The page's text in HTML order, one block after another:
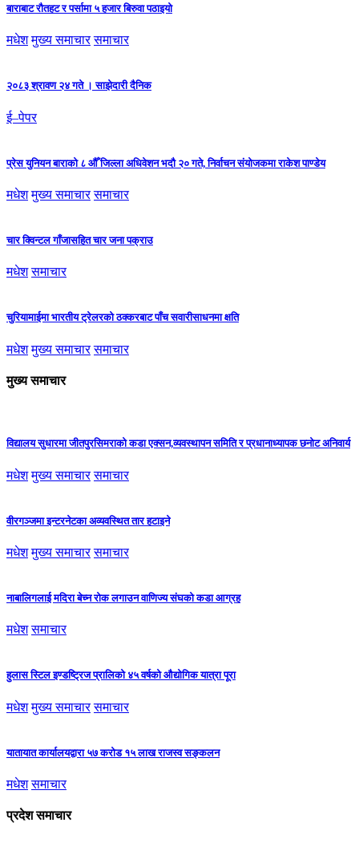
बाराबाट रौतहट र पर्सामा ५ हजार बिरुवा पठाइयो
मधेश मुख्य समाचार समाचार
२०८३ श्रावण २४ गते । साझेदारी दैनिक
ई–पेपर
प्रेस युनियन बाराको ८ औँ जिल्ला अधिवेशन भदौ २० गते, निर्वाचन संयोजकमा राकेश पाण्डेय
मधेश मुख्य समाचार समाचार
चार क्विन्टल गाँजासहित चार जना पक्राउ
मधेश समाचार
चुरियामाईमा भारतीय ट्रेलरको ठक्करबाट पाँच सवारीसाधनमा क्षति
मधेश मुख्य समाचार समाचार
मुख्य समाचार
विद्यालय सुधारमा जीतपुरसिमराको कडा एक्सन,व्यवस्थापन समिति र प्रधानाध्यापक छनोट अनिवार्य
मधेश मुख्य समाचार समाचार
वीरगञ्जमा इन्टरनेटका अव्यवस्थित तार हटाइने
मधेश मुख्य समाचार समाचार
नाबालिगलाई मदिरा बेच्न रोक लगाउन वाणिज्य संघको कडा आग्रह
मधेश समाचार
हुलास स्टिल इण्डष्ट्रिज प्रालिको ४५ वर्षको औद्योगिक यात्रा पूरा
मधेश मुख्य समाचार समाचार
यातायात कार्यालयद्वारा ५७ करोड १५ लाख राजस्व सङ्कलन
मधेश समाचार
प्रदेश समाचार